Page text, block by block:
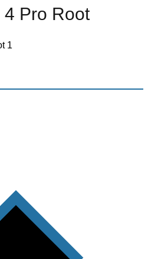
Pro Root